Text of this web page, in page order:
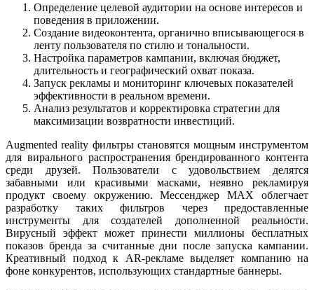
Определение целевой аудитории на основе интересов и
поведения в приложении.
Создание видеоконтента, органично вписывающегося в
ленту пользователя по стилю и тональности.
Настройка параметров кампании, включая бюджет,
длительность и географический охват показа.
Запуск рекламы и мониторинг ключевых показателей
эффективности в реальном времени.
Анализ результатов и корректировка стратегии для
максимизации возвратности инвестиций.
Augmented reality фильтры становятся мощным инструментом
для вирального распространения брендированного контента
среди друзей. Пользователи с удовольствием делятся
забавными или красивыми масками, неявно рекламируя
продукт своему окружению. Мессенджер MAX облегчает
разработку таких фильтров через предоставленные
инструменты для создателей дополненной реальности.
Вирусный эффект может принести миллионы бесплатных
показов бренда за считанные дни после запуска кампании.
Креативный подход к AR-рекламе выделяет компанию на
фоне конкурентов, использующих стандартные баннеры.